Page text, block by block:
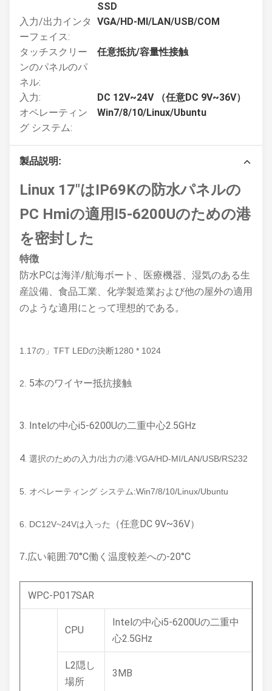
SSD
入力/出力インタ
ーフェイス:
VGA/HD-MI/LAN/USB/COM
タッチスクリー
ンのパネルのパ
ネル:
任意抵抗/容量性接触
入力:
DC 12V~24V （任意DC 9V~36V）
オペレーティン
グ システム:
Win7/8/10/Linux/Ubuntu
製品説明:
Linux 17"はIP69Kの防水パネルの
PC Hmiの適用I5-6200Uのための港
を密封した
特徴
防水PCは海洋/航海ボート、医療機器、湿気のある生
産設備、食品工業、化学製造業および他の屋外の適用
のような適用にとって理想的である。
1.17の」TFT LEDの決断1280 * 1024
2. 5本のワイヤー抵抗接触
3. Intelの中心i5-6200Uの二重中心2.5GHz
4. 選択のための入力/出力の港:VGA/HD-MI/LAN/USB/RS232
5. オペレーティング システム:Win7/8/10/Linux/Ubuntu
6. DC12V~24Vは入った （任意DC 9V~36V）
7.広い範囲:70°C働く温度較差への-20°C
WPC-P017SAR
CPU
Intelの中心i5-6200Uの二重中
心2.5GHz
L2隠し
場所
3MB